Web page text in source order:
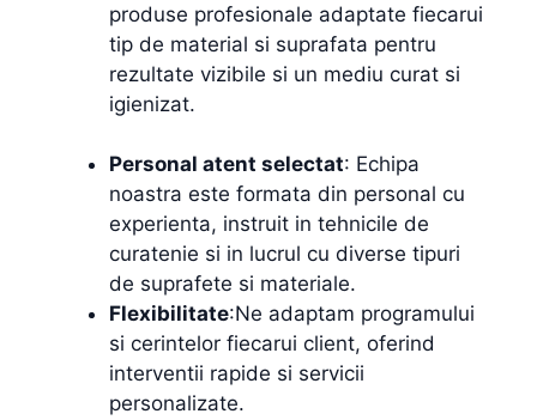
produse profesionale adaptate fiecarui
tip de material si suprafata pentru
rezultate vizibile si un mediu curat si
igienizat.
Personal atent selectat: Echipa
noastra este formata din personal cu
experienta, instruit in tehnicile de
curatenie si in lucrul cu diverse tipuri
de suprafete si materiale.
Flexibilitate:Ne adaptam programului
si cerintelor fiecarui client, oferind
interventii rapide si servicii
personalizate.